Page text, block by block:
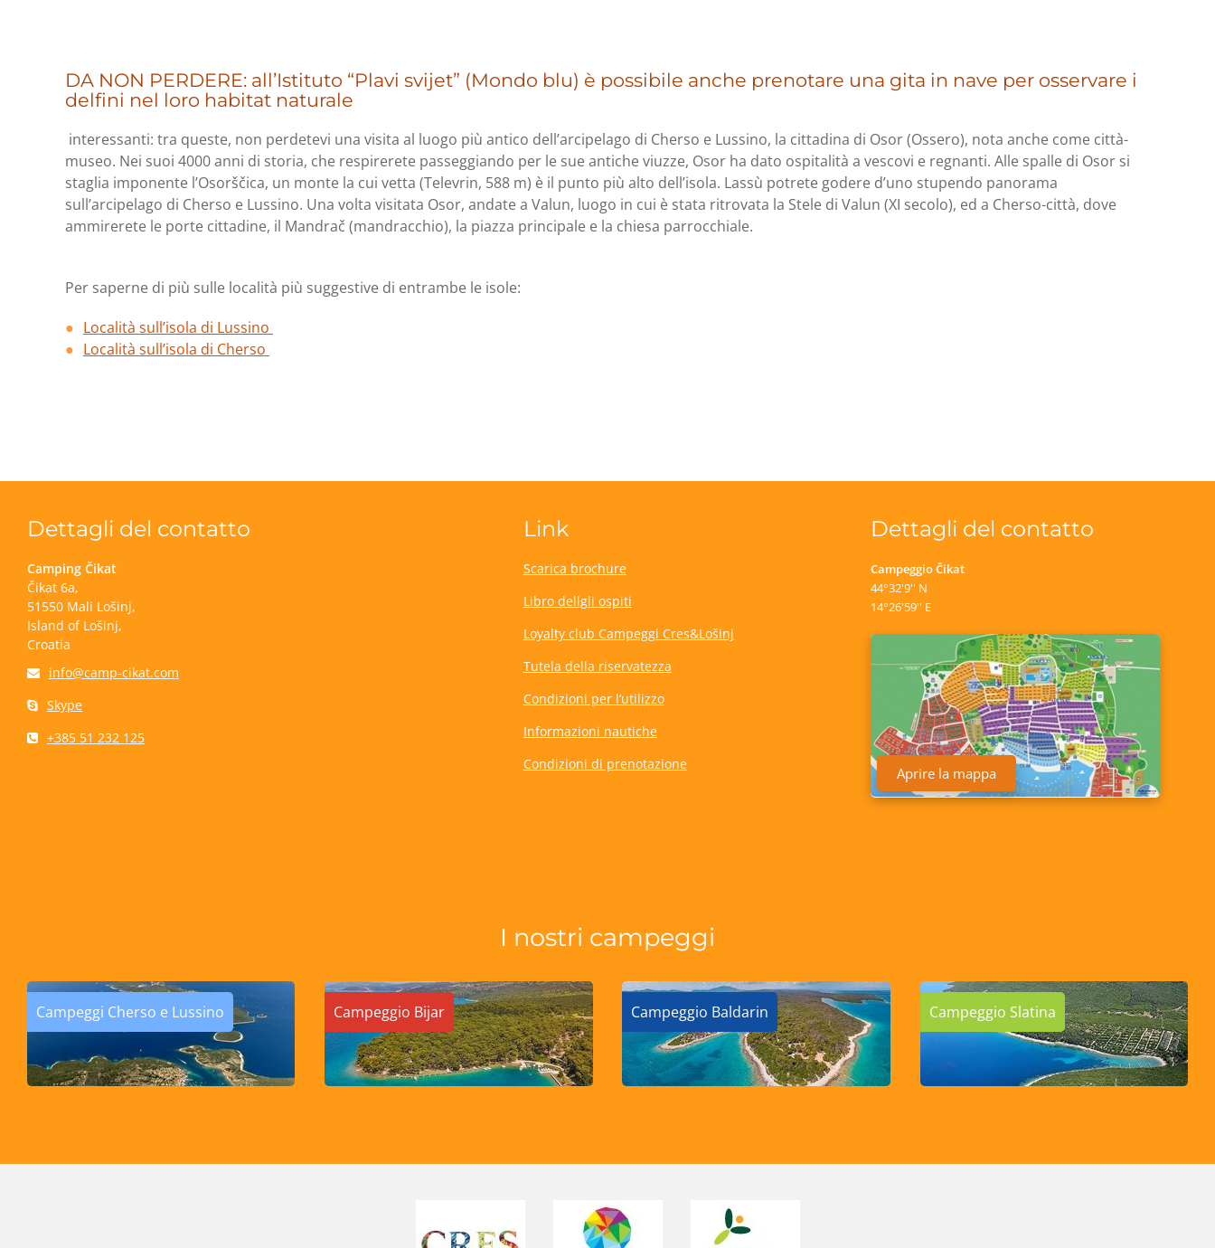
DA NON PERDERE: all’Istituto “Plavi svijet” (Mondo blu) è possibile anche prenotare una gita in nave per osservare i
delfini nel loro habitat naturale
interessanti: tra queste, non perdetevi una visita al luogo più antico dell’arcipelago di Cherso e Lussino, la cittadina di Osor (Ossero), nota anche come città-
museo. Nei suoi 4000 anni di storia, che respirerete passeggiando per le sue antiche viuzze, Osor ha dato ospitalità a vescovi e regnanti. Alle spalle di Osor si
staglia imponente l’Osorščica, un monte la cui vetta (Televrin, 588 m) è il punto più alto dell’isola. Lassù potrete godere d’uno stupendo panorama
sull’arcipelago di Cherso e Lussino. Una volta visitata Osor, andate a Valun, luogo in cui è stata ritrovata la Stele di Valun (XI secolo), ed a Cherso-città, dove
ammirerete le porte cittadine, il Mandrač (mandracchio), la piazza principale e la chiesa parrocchiale.
Per saperne di più sulle località più suggestive di entrambe le isole:
Località sull’isola di Lussino
Località sull’isola di Cherso
Dettagli del contatto
Camping Čikat
Čikat 6a,
51550 Mali Lošinj,
Island of Lošinj,
Croatia
info@camp-cikat.com
Skype
+385 51 232 125
Link
Scarica brochure
Libro dellgli ospiti
Loyalty club Campeggi Cres&Lošinj
Tutela della riservatezza
Condizioni per l’utilizzo
Informazioni nautiche
Condizioni di prenotazione
Dettagli del contatto
Campeggio Čikat
44°32'9'' N
14°26'59'' E
Aprire la mappa
I nostri campeggi
Campeggi Cherso e Lussino Campeggio Bijar Campeggio Baldarin Campeggio Slatina